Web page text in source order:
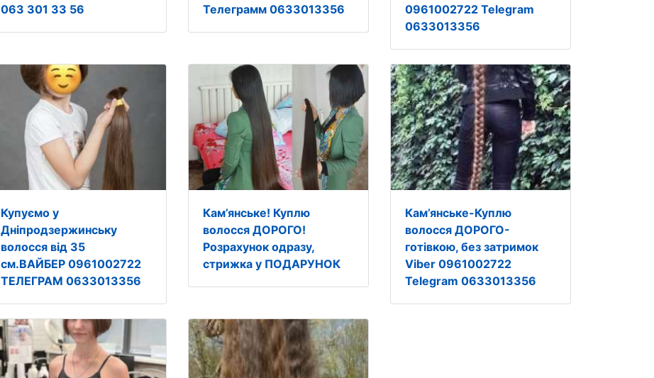
063 301 33 56
Телеграмм 0633013356
0961002722 Telegram
0633013356
Купуємо у
Дніпродзержинську
волосся від 35
см.ВАЙБЕР 0961002722
ТЕЛЕГРАМ 0633013356
Кам’янське! Куплю
волосся ДОРОГО!
Розрахунок одразу,
стрижка у ПОДАРУНОК
Кам’янське-Куплю
волосся ДОРОГО-
готівкою, без затримок
Viber 0961002722
Telegram 0633013356